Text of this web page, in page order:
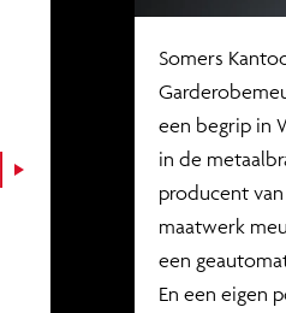
Somers
een begrip in
in de
producent
maatwerk
een
En een eigen